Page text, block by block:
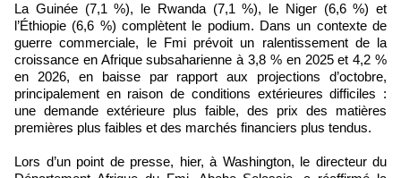
La Guinée (7,1 %), le Rwanda (7,1 %), le Niger (6,6 %) et
l’Éthiopie (6,6 %) complètent le podium. Dans un contexte de
guerre commerciale, le Fmi prévoit un ralentissement de la
croissance en Afrique subsaharienne à 3,8 % en 2025 et 4,2 %
en 2026, en baisse par rapport aux projections d’octobre,
principalement en raison de conditions extérieures difficiles :
une demande extérieure plus faible, des prix des matières
premières plus faibles et des marchés financiers plus tendus.
Lors d’un point de presse, hier, à Washington, le directeur du